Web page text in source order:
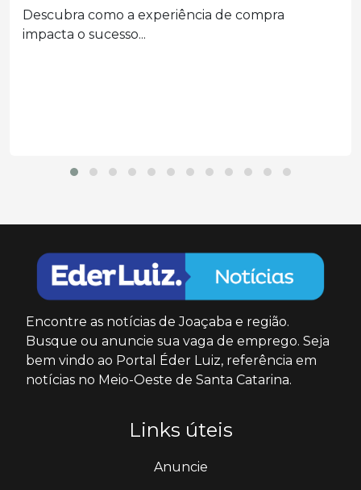
e seus Dirigentes por assédio
eleitoral
Encontre as notícias de Joaçaba e região.
Busque ou anuncie sua vaga de emprego. Seja
bem vindo ao Portal Éder Luiz, referência em
notícias no Meio-Oeste de Santa Catarina.
Links úteis
Anuncie